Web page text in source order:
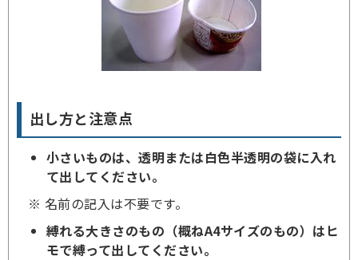
出し方と注意点
小さいものは、透明または白色半透明の袋に入れ
て出してください。
※ 名前の記入は不要です。
縛れる大きさのもの（概ねA4サイズのもの）はヒ
モで縛って出してください。